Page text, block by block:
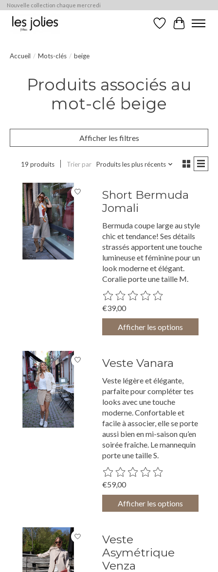
Nouvelle collection chaque mercredi
Liste de souhaits
Panier
Accueil / Mots-clés / beige
Produits associés au
mot-clé beige
Afficher les filtres
19 produits Trier par Produits les plus récents
Short Bermuda
Jomali
Bermuda coupe large au style
chic et tendance! Ses détails
strassés apportent une touche
lumineuse et féminine pour un
look moderne et élégant.
Coralie porte une taille M.
Ce produit est évalué à
€39,00
Afficher les options
Veste Vanara
Veste légère et élégante,
parfaite pour compléter tes
looks avec une touche
moderne. Confortable et
facile à associer, elle se porte
aussi bien en mi-saison qu’en
soirée fraîche. Le mannequin
porte une taille S.
Ce produit est évalué à
€59,00
Afficher les options
Veste
Asymétrique
Venza